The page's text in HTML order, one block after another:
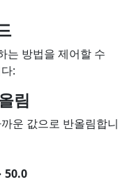
는 방법을 제어할 수
:
림
운 값으로 반올림합니
50.0